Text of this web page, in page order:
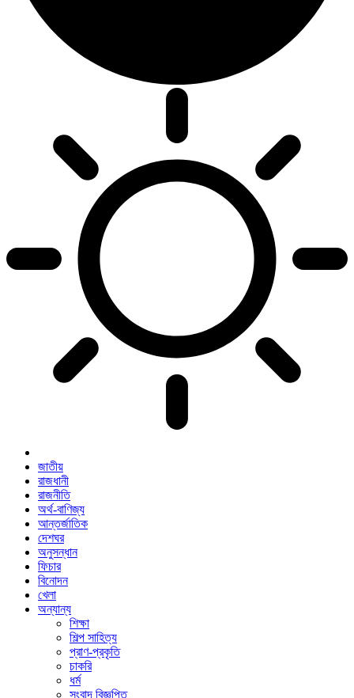
জাতীয়
রাজধানী
রাজনীতি
অর্থ-বাণিজ্য
আন্তর্জাতিক
দেশঘর
অনুসন্ধান
ফিচার
বিনোদন
খেলা
অন্যান্য
শিক্ষা
শিল্প সাহিত্য
প্রাণ-প্রকৃতি
চাকরি
ধর্ম
সংবাদ বিজ্ঞপ্তি